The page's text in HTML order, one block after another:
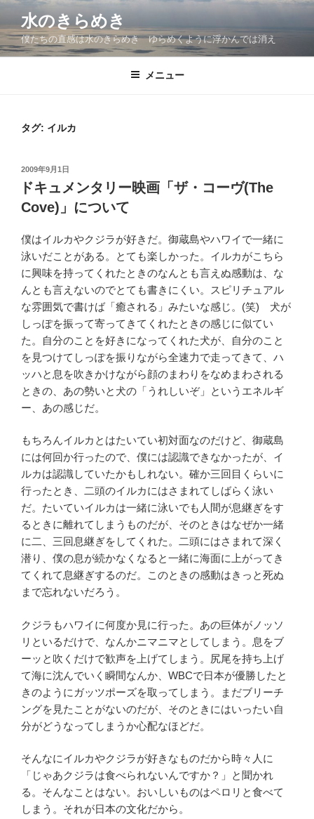
テ
ン
水のきらめき
僕たちの直感は水のきらめき ゆらめくように浮かんでは消え
メニュー
タグ: イルカ
投
稿
日:
2009年9月1日
ドキュメンタリー映画「ザ・コーヴ(The
Cove)」について
僕はイルカやクジラが好きだ。御蔵島やハワイで一緒に
泳いだことがある。とても楽しかった。イルカがこちら
に興味を持ってくれたときのなんとも言えぬ感動は、な
んとも言えないのでとても書きにくい。スピリチュアル
な雰囲気で書けば「癒される」みたいな感じ。(笑) 犬が
しっぽを振って寄ってきてくれたときの感じに似てい
た。自分のことを好きになってくれた犬が、自分のこと
を見つけてしっぽを振りながら全速力で走ってきて、ハ
ッハと息を吹きかけながら顔のまわりをなめまわされる
ときの、あの勢いと犬の「うれしいぞ」というエネルギ
ー、あの感じだ。
もちろんイルカとはたいてい初対面なのだけど、御蔵島
には何回か行ったので、僕には認識できなかったが、イ
ルカは認識していたかもしれない。確か三回目くらいに
行ったとき、二頭のイルカにはさまれてしばらく泳い
だ。たいていイルカは一緒に泳いでも人間が息継ぎをす
るときに離れてしまうものだが、そのときはなぜか一緒
に二、三回息継ぎをしてくれた。二頭にはさまれて深く
潜り、僕の息が続かなくなると一緒に海面に上がってき
てくれて息継ぎするのだ。このときの感動はきっと死ぬ
まで忘れないだろう。
クジラもハワイに何度か見に行った。あの巨体がノッソ
リといるだけで、なんかニマニマとしてしまう。息をブ
ーッと吹くだけで歓声を上げてしまう。尻尾を持ち上げ
て海に沈んでいく瞬間なんか、WBCで日本が優勝したと
きのようにガッツポーズを取ってしまう。まだブリーチ
ングを見たことがないのだが、そのときにはいったい自
分がどうなってしまうか心配なほどだ。
そんなにイルカやクジラが好きなものだから時々人に
「じゃあクジラは食べられないんですか？」と聞かれ
る。そんなことはない。おいしいものはペロリと食べて
しまう。それが日本の文化だから。